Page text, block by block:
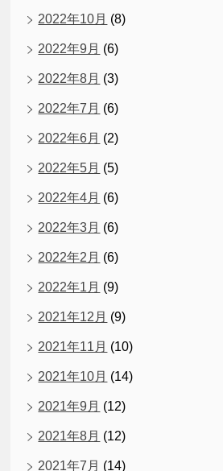
2022年10月 (8)
2022年9月 (6)
2022年8月 (3)
2022年7月 (6)
2022年6月 (2)
2022年5月 (5)
2022年4月 (6)
2022年3月 (6)
2022年2月 (6)
2022年1月 (9)
2021年12月 (9)
2021年11月 (10)
2021年10月 (14)
2021年9月 (12)
2021年8月 (12)
2021年7月 (14)